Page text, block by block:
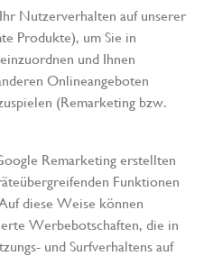
Nutzerverhalten auf unserer
Produkte), um Sie in
und Ihnen
Onlineangeboten
(Remarketing bzw.
Remarketing erstellten
Funktionen
diese Weise können
Werbebotschaften, die in
und Surfverhaltens auf